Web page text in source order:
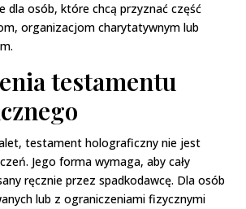
dla osób, które chcą przyznać część
organizacjom charytatywnym lub
testamentu
testament holograficzny nie jest
Jego forma wymaga, aby cały
ręcznie przez spadkodawcę. Dla osób
lub z ograniczeniami fizycznymi